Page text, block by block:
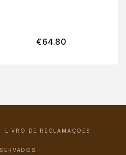
€64.80
LIVRO DE RECLAMAÇÕES